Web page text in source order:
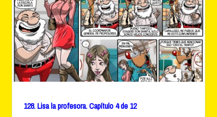
128. Lisa la profesora. Capítulo 4 de 12